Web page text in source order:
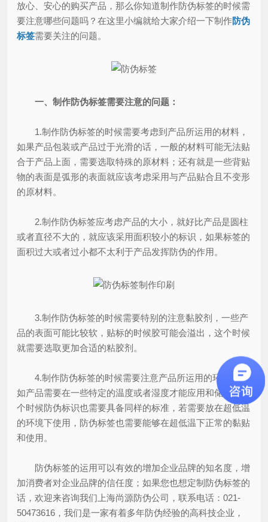
放心、安心的购买产品，那么你知道制作防伪标签的时候需
要注意哪些问题吗？在这里小编就给大家介绍一下制作防伪
标签需要关注的问题。
一、制作防伪标签需要注意的问题：
1.制作防伪标签的时候需要考虑到产品所运用的材料，
如果产品包装或产品过于光滑的话，一般的材料可能无法贴
合于产品上面，需要选取特殊的原材料；还有就是一些背贴
物的表面是弧形的表面就应该考虑采用与产品贴合且不变形
的原材料。
2.制作防伪标签应考虑产品的大小，就好比产品是圆柱
或者直径不大的，就应该采用面积较小的标识，如果标签的
面积过大或者过小都不太利于产品发挥防伪的作用。
3.制作防伪标签的时候需要特别的注意黏胶剂，一些产
品的表面可能比较软，贴标的时候胶可能会溢出，这个时候
就需要选取更加合适的粘胶剂。
4.制作防伪标签的时候需要注意产品所运用的环境，比
如产品需要在一些特定的温度或者湿度才能应用和储存，这
个时候防伪标识也需要具备同样的标准，若需要放在超低温
的环境下使用，防伪标签也需要能够在超低温下正常的黏贴
和使用。
防伪标签的运用可以有效的增加企业品牌的知名度，增
加消费者对企业品牌的信任度；如果您也想定制防伪标签的
话，欢迎来咨询我们上海尚源防伪公司，联系电话：021-
50473616，我们是一家有着多年防伪经验的高科技企业，